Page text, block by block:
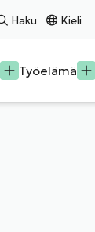
Haku Kieli
Työelämä